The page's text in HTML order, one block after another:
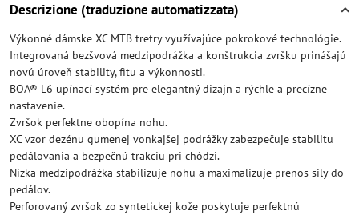
Descrizione (traduzione automatizzata)
Výkonné dámske XC MTB tretry využívajúce pokrokové technológie.
Integrovaná bezšvová medzipodrážka a konštrukcia zvršku prinášajú
novú úroveň stability, fitu a výkonnosti.
BOA® L6 upínací systém pre elegantný dizajn a rýchle a precízne
nastavenie.
Zvršok perfektne obopína nohu.
XC vzor dezénu gumenej vonkajšej podrážky zabezpečuje stabilitu
pedálovania a bezpečnú trakciu pri chôdzi.
Nízka medzipodrážka stabilizuje nohu a maximalizuje prenos sily do
pedálov.
Perforovaný zvršok zo syntetickej kože poskytuje perfektnú